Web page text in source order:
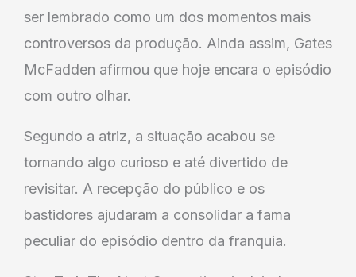
ser lembrado como um dos momentos mais
controversos da produção. Ainda assim, Gates
McFadden afirmou que hoje encara o episódio
com outro olhar.
Segundo a atriz, a situação acabou se
tornando algo curioso e até divertido de
revisitar. A recepção do público e os
bastidores ajudaram a consolidar a fama
peculiar do episódio dentro da franquia.